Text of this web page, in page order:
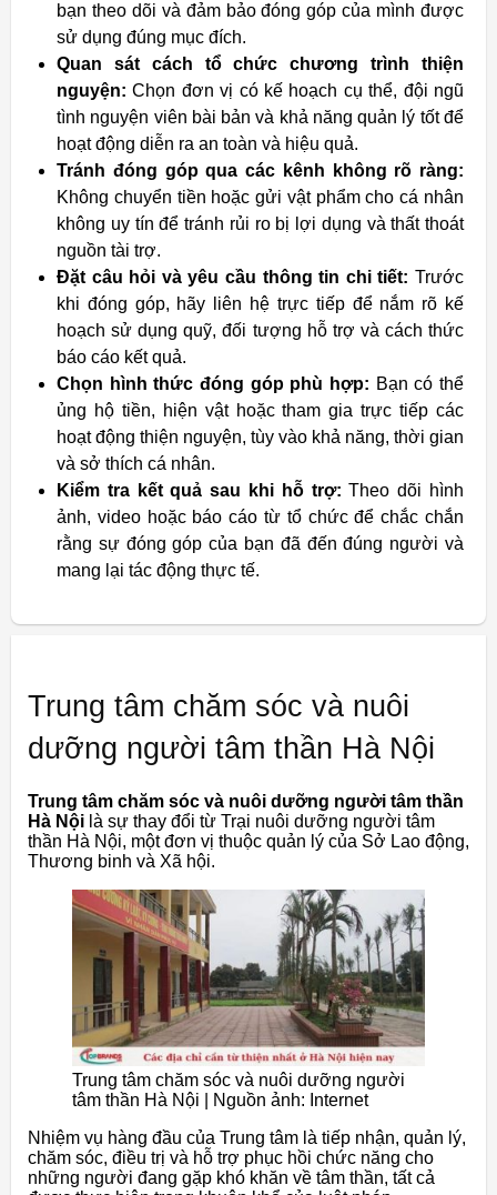
bạn theo dõi và đảm bảo đóng góp của mình được
sử dụng đúng mục đích.
Quan sát cách tổ chức chương trình thiện
nguyện: Chọn đơn vị có kế hoạch cụ thể, đội ngũ
tình nguyện viên bài bản và khả năng quản lý tốt để
hoạt động diễn ra an toàn và hiệu quả.
Tránh đóng góp qua các kênh không rõ ràng:
Không chuyển tiền hoặc gửi vật phẩm cho cá nhân
không uy tín để tránh rủi ro bị lợi dụng và thất thoát
nguồn tài trợ.
Đặt câu hỏi và yêu cầu thông tin chi tiết: Trước
khi đóng góp, hãy liên hệ trực tiếp để nắm rõ kế
hoạch sử dụng quỹ, đối tượng hỗ trợ và cách thức
báo cáo kết quả.
Chọn hình thức đóng góp phù hợp: Bạn có thể
ủng hộ tiền, hiện vật hoặc tham gia trực tiếp các
hoạt động thiện nguyện, tùy vào khả năng, thời gian
và sở thích cá nhân.
Kiểm tra kết quả sau khi hỗ trợ: Theo dõi hình
ảnh, video hoặc báo cáo từ tổ chức để chắc chắn
rằng sự đóng góp của bạn đã đến đúng người và
mang lại tác động thực tế.
Trung tâm chăm sóc và nuôi
dưỡng người tâm thần Hà Nội
Trung tâm chăm sóc và nuôi dưỡng người tâm thần
Hà Nội là sự thay đổi từ Trại nuôi dưỡng người tâm
thần Hà Nội, một đơn vị thuộc quản lý của Sở Lao động,
Thương binh và Xã hội.
Trung tâm chăm sóc và nuôi dưỡng người
tâm thần Hà Nội | Nguồn ảnh: Internet
Nhiệm vụ hàng đầu của Trung tâm là tiếp nhận, quản lý,
chăm sóc, điều trị và hỗ trợ phục hồi chức năng cho
những người đang gặp khó khăn về tâm thần, tất cả